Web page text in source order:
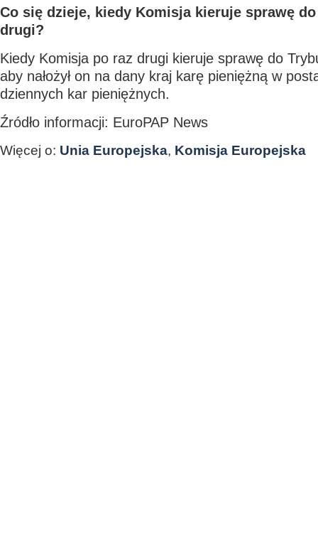
Co się dzieje, kiedy Komisja kieruje sprawę do
drugi?
Kiedy Komisja po raz drugi kieruje sprawę do
aby nałożył on na dany kraj karę pieniężną w
dziennych kar pieniężnych.
Źródło informacji: EuroPAP News
Więcej o: Unia Europejska, Komisja Europejska